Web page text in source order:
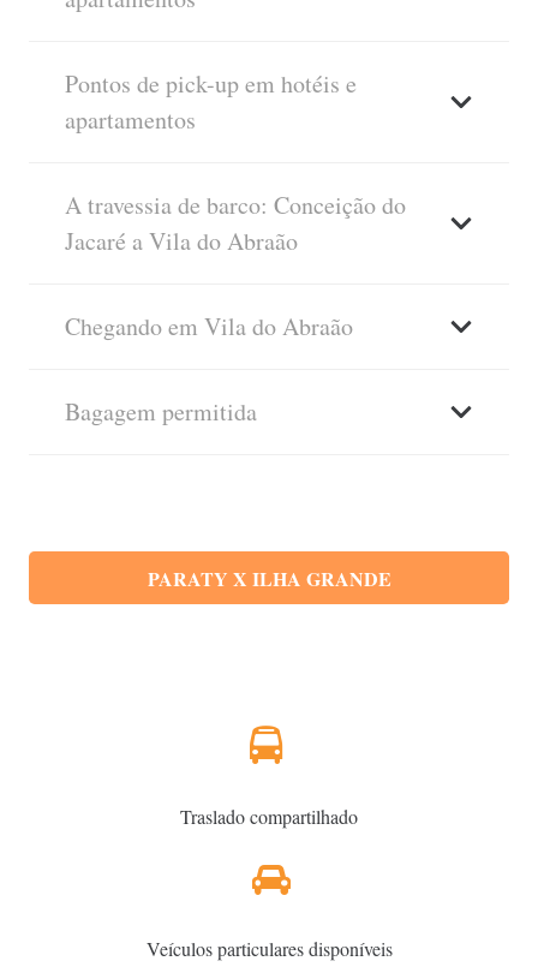
Pontos de pick-up em hotéis e
apartamentos
A travessia de barco: Conceição do
Jacaré a Vila do Abraão
Chegando em Vila do Abraão
Bagagem permitida
PARATY X ILHA GRANDE
Traslado compartilhado
Veículos particulares disponíveis